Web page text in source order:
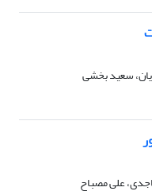
سعید بخشی
علی مصباح